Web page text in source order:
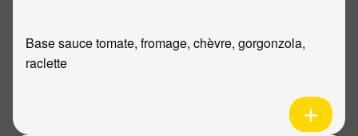
Base sauce tomate, fromage, chèvre, gorgonzola,
raclette